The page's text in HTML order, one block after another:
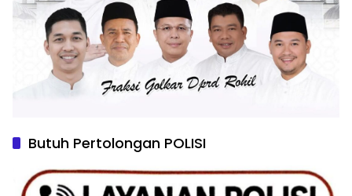
Butuh Pertolongan POLISI